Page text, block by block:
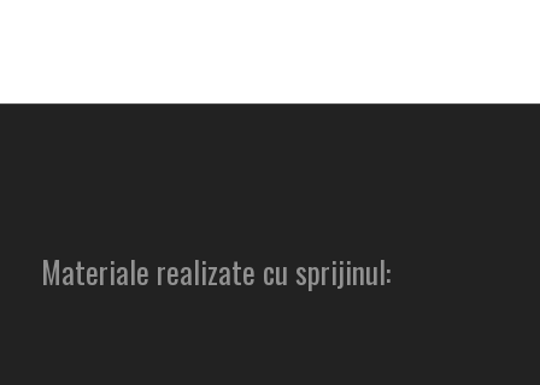
Materiale realizate cu sprijinul: